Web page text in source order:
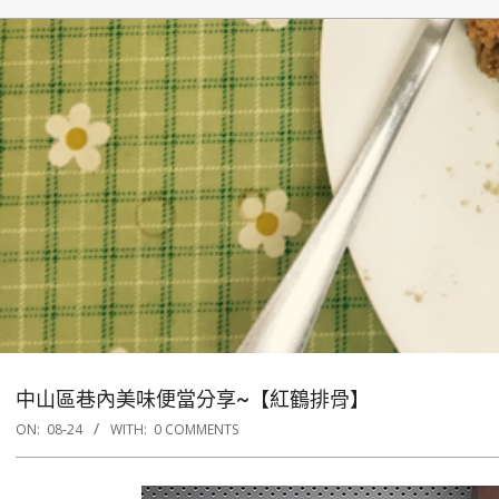
中山區巷內美味便當分享~【紅鶴排骨】
ON: 08-24 WITH: 0 COMMENTS